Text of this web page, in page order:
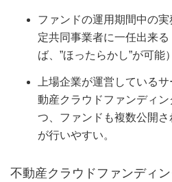
ファンドの運用期間中の
定共同事業者に一任出来
ば、”ほったらかし”が可能
上場企業が運営している
動産クラウドファンディ
つ、ファンドも複数公開
が行いやすい。
不動産クラウドファンディ